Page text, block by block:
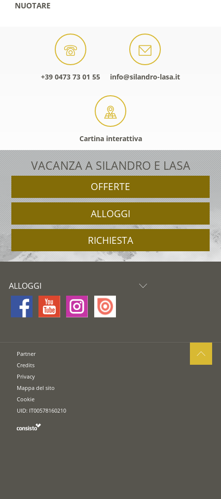
NUOTARE
+39 0473 73 01 55 info@silandro-lasa.it
Cartina interattiva
VACANZA A SILANDRO E LASA
OFFERTE
ALLOGGI
RICHIESTA
ALLOGGI
Partner
Credits
Privacy
Mappa del sito
Cookie
UID: IT00578160210